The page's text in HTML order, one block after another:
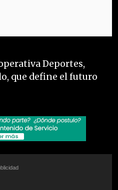
Deportes,
que define el futuro